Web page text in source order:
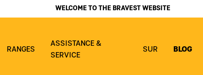
WELCOME TO THE BRAVEST WEBSITE
RANGES
ASSISTANCE &
SERVICE
SUR BLOG